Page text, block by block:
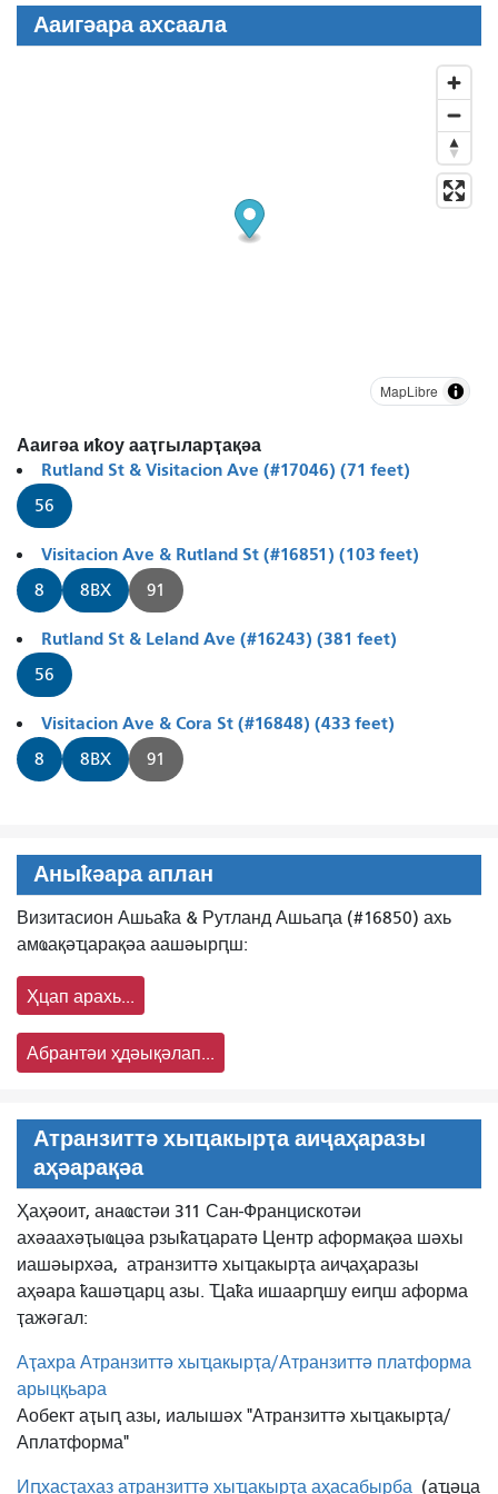
Ааигәара ахсаала
MapLibre
Ааигәа иҟоу ааҭгыларҭақәа
Rutland St & Visitacion Ave (#17046) (71 feet)
56
Visitacion Ave & Rutland St (#16851) (103 feet)
8 8BX 91
Rutland St & Leland Ave (#16243) (381 feet)
56
Visitacion Ave & Cora St (#16848) (433 feet)
8 8BX 91
Аныҟәара аплан
Визитасион Ашьаҟа & Рутланд Ашьаԥа (#16850) ахь
амҩақәҵарақәа аашәырԥш:
Ҳцап арахь...
Абрантәи ҳдәықәлап...
Атранзиттә хыҵакырҭа аиҷаҳаразы
аҳәарақәа
Ҳаҳәоит, анаҩстәи 311 Сан-Францискотәи
ахәаахәҭыҩцәа рзыҟаҵаратә Центр аформақәа шәхы
иашәырхәа, атранзиттә хыҵакырҭа аиҷаҳаразы
аҳәара ҟашәҵарц азы. Ҵаҟа ишаарԥшу еиԥш аформа
ҭажәгал:
Аҭахра Атранзиттә хыҵакырҭа/Атранзиттә платформа
арыцқьара
Аобект аҭыԥ азы, иалышәх "Атранзиттә хыҵакырҭа/
Аплатформа"
Иԥхасҭахаз атранзиттә хыҵакырҭа аҳасабырба (аҵәца